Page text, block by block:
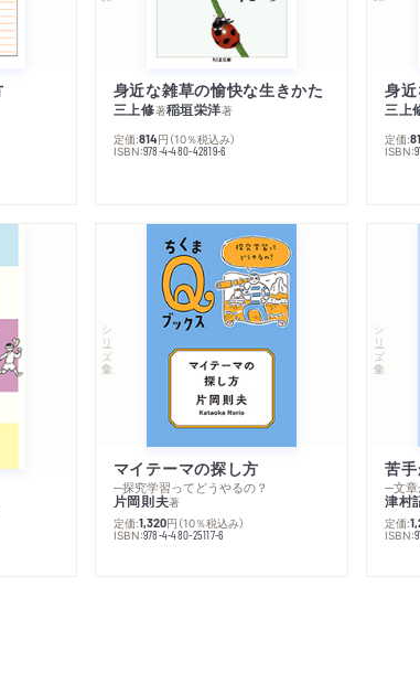
身近な雑草の愉快な生きかた
三上修著稲垣栄洋著
定価:814円 （10％税込み）
ISBN:978-4-480-42819-6
身
三上
定価:
ISBN:
シリーズ・全集
マイテーマの探し方
─探究学習ってどうやるの？
片岡則夫著
定価:1,320円 （10％税込み）
ISBN:978-4-480-25117-6
シリーズ・全集
苦
─文章
津村
定価:
ISBN: